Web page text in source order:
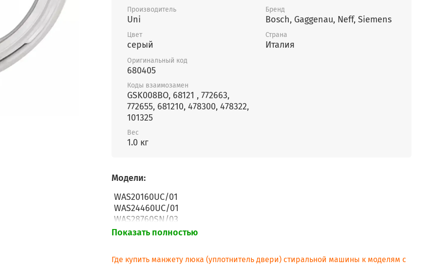
Производитель
Uni
Бренд
Bosch, Gaggenau, Neff, Siemens
Цвет
серый
Страна
Италия
Оригинальный код
680405
Коды взаимозамен
GSK008BO, 68121 , 772663,
772655, 681210, 478300, 478322,
101325
Вес
1.0 кг
Модели:
WAS20160UC/01
WAS24460UC/01
WAS28760SN/03
WM10S160UC/01
Показать полностью
Где купить манжету люка (уплотнитель двери) стиральной машины к моделям с